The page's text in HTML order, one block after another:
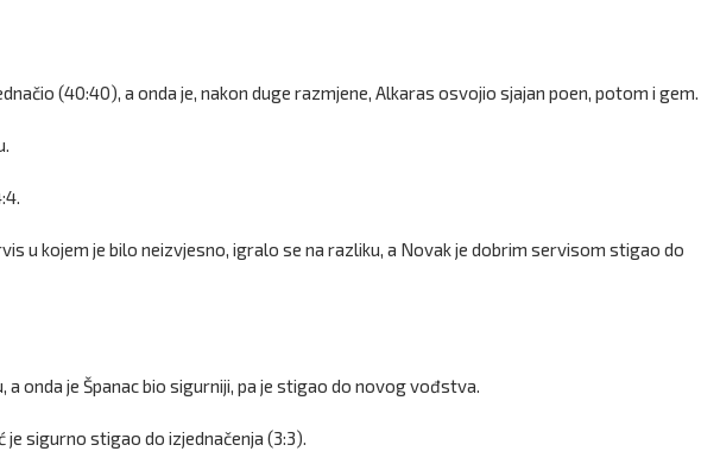
(40:40), a onda je, nakon duge razmjene, Alkaras osvojio sjajan poen, potom i gem.
u kojem je bilo neizvjesno, igralo se na razliku, a Novak je dobrim servisom stigao do
onda je Španac bio sigurniji, pa je stigao do novog vođstva.
sigurno stigao do izjednačenja (3:3).